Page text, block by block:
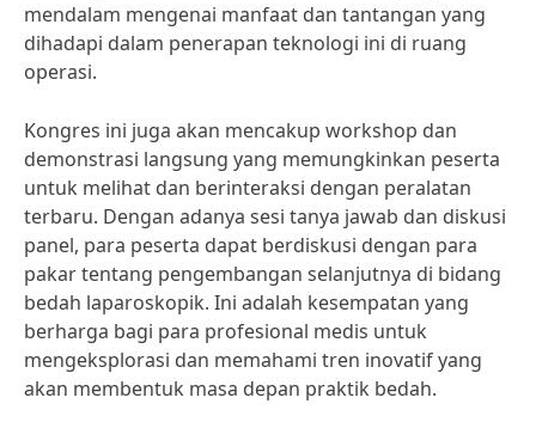
mendalam mengenai manfaat dan tantangan yang
dihadapi dalam penerapan teknologi ini di ruang
operasi.
Kongres ini juga akan mencakup workshop dan
demonstrasi langsung yang memungkinkan peserta
untuk melihat dan berinteraksi dengan peralatan
terbaru. Dengan adanya sesi tanya jawab dan diskusi
panel, para peserta dapat berdiskusi dengan para
pakar tentang pengembangan selanjutnya di bidang
bedah laparoskopik. Ini adalah kesempatan yang
berharga bagi para profesional medis untuk
mengeksplorasi dan memahami tren inovatif yang
akan membentuk masa depan praktik bedah.